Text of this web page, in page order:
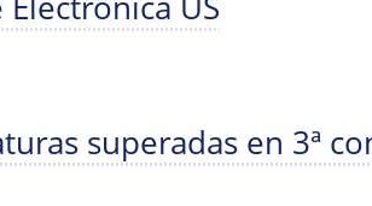
superadas en 3ª